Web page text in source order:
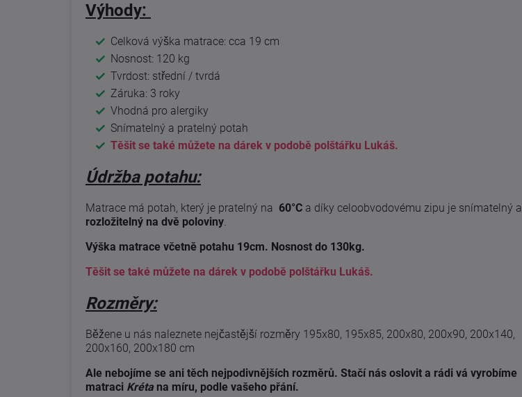
Výhody:
Celková výška matrace: cca 19 cm
Nosnost: 120 kg
Tvrdost: střední / tvrdá
Záruka: 3 roky
Vhodná pro alergiky
Snímatelný a pratelný potah
Těšit se také můžete na dárek v podobě polštářku Lukáš.
Údržba potahu:
Matrace má potah, který je pratelný na 60°C a díky celoobvodovému zipu je snímatelný a
rozložitelný na dvě poloviny.
Výška matrace včetně potahu 19cm. Nosnost do 130kg.
Těšit se také můžete na dárek v podobě polštářku Lukáš.
Rozměry:
Běžene u nás naleznete nejčastější rozměry 195x80, 195x85, 200x80, 200x90, 200x140,
200x160, 200x180 cm
Ale nebojíme se ani těch nejpodivnějších rozměrů. Stačí nás oslovit a rádi vá vyrobíme
matraci Kréta na míru, podle vašeho přání.